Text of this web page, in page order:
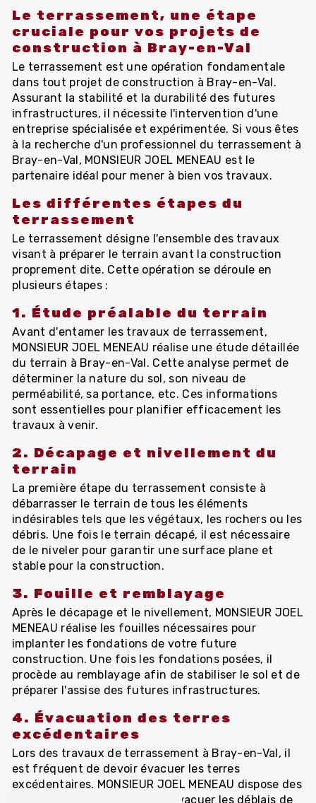
Le terrassement, une étape
cruciale pour vos projets de
construction à Bray-en-Val
Le terrassement est une opération fondamentale
dans tout projet de construction à Bray-en-Val.
Assurant la stabilité et la durabilité des futures
infrastructures, il nécessite l'intervention d'une
entreprise spécialisée et expérimentée. Si vous êtes
à la recherche d'un professionnel du terrassement à
Bray-en-Val, MONSIEUR JOEL MENEAU est le
partenaire idéal pour mener à bien vos travaux.
Les différentes étapes du
terrassement
Le terrassement désigne l'ensemble des travaux
visant à préparer le terrain avant la construction
proprement dite. Cette opération se déroule en
plusieurs étapes :
1. Étude préalable du terrain
Avant d'entamer les travaux de terrassement,
MONSIEUR JOEL MENEAU réalise une étude détaillée
du terrain à Bray-en-Val. Cette analyse permet de
déterminer la nature du sol, son niveau de
perméabilité, sa portance, etc. Ces informations
sont essentielles pour planifier efficacement les
travaux à venir.
2. Décapage et nivellement du
terrain
La première étape du terrassement consiste à
débarrasser le terrain de tous les éléments
indésirables tels que les végétaux, les rochers ou les
débris. Une fois le terrain décapé, il est nécessaire
de le niveler pour garantir une surface plane et
stable pour la construction.
3. Fouille et remblayage
Après le décapage et le nivellement, MONSIEUR JOEL
MENEAU réalise les fouilles nécessaires pour
implanter les fondations de votre future
construction. Une fois les fondations posées, il
procède au remblayage afin de stabiliser le sol et de
préparer l'assise des futures infrastructures.
4. Évacuation des terres
excédentaires
Lors des travaux de terrassement à Bray-en-Val, il
est fréquent de devoir évacuer les terres
excédentaires. MONSIEUR JOEL MENEAU dispose des
équipements adéquats pour évacuer les déblais de